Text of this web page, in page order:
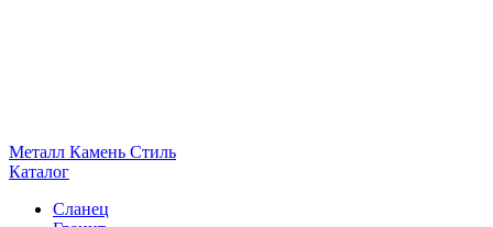
Металл Камень Стиль
Каталог
Сланец